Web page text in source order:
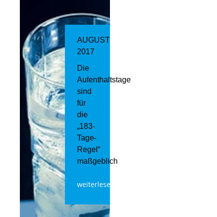
AUGUST
2017
Die
Aufenthaltstage
sind
für
die
„183-
Tage-
Regel“
maßgeblich
weiterlesen